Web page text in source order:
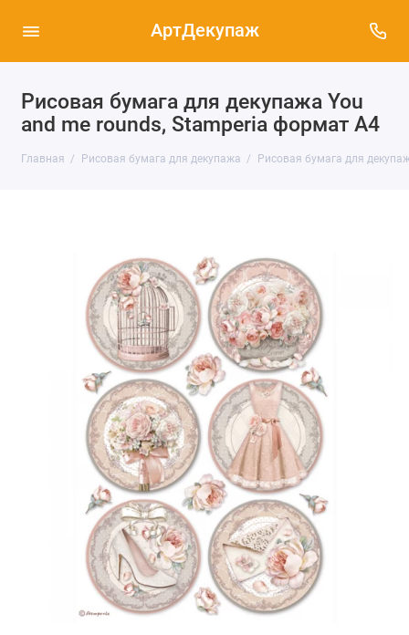
АртДекупаж
Рисовая бумага для декупажа You
and me rounds, Stamperia формат А4
Главная Рисовая бумага для декупажа Рисовая бумага для